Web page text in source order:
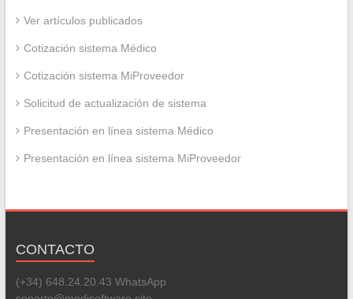
Ver artículos publicados
Cotización sistema Médico
Cotización sistema MiProveedor
Solicitud de actualización de sistema
Presentación en línea sistema Médico
Presentación en línea sistema MiProveedor
CONTACTO
(+34) 648.24.20.43 WhatsApp